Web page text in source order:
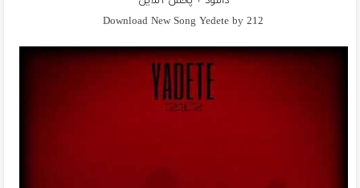
Download New Song Yedete by 212